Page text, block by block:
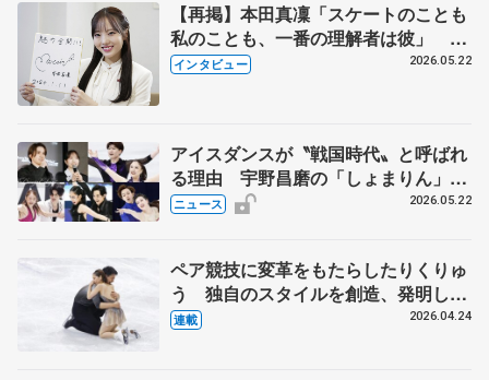
【再掲】本田真凜「スケートのことも
私のことも、一番の理解者は彼」 引
退時の単独インタビューで語った競技
インタビュー 2026.05.22
アイスダンスが〝戦国時代〟と呼ばれ
る理由 宇野昌磨の「しょまりん」ら
実力者が相次いで参戦 国内の競争激
ニュース 2026.05.22
ペア競技に変革をもたらしたりくりゅ
う 独自のスタイルを創造、発明した
【引退発表後②】
連載 2026.04.24